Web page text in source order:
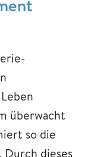
überwacht
so die
Durch dieses